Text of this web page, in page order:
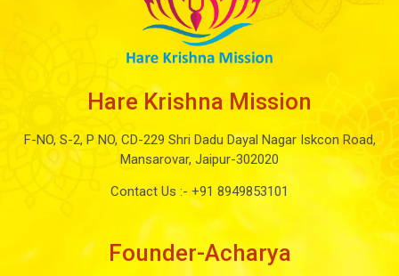
Hare Krishna Mission
F-NO, S-2, P NO, CD-229 Shri Dadu Dayal Nagar Iskcon Road,
Mansarovar, Jaipur-302020
Contact Us :- +91 8949853101
Founder-Acharya